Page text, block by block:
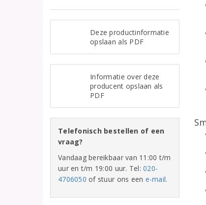
Deze productinformatie
opslaan als PDF
Informatie over deze
producent opslaan als
PDF
Telefonisch bestellen of een
vraag?
Vandaag bereikbaar van 11:00 t/m
uur en t/m 19:00 uur. Tel:020-
4706050 of stuur ons een e-mail.